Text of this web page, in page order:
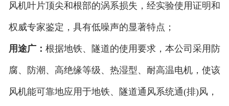
风机叶片顶尖和根部的涡系损失，经实验使用证明和
权威专家鉴定，具有低噪声的显著特点；
用途广： 根据地铁、隧道的使用要求，本公司采用防
腐、防潮、高绝缘等级、热湿型、耐高温电机，使该
风机能可靠地应用于地铁、隧道通风系统通(排)风，